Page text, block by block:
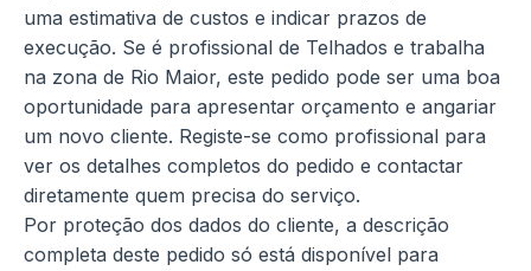
uma estimativa de custos e indicar prazos de
execução. Se é profissional de Telhados e trabalha
na zona de Rio Maior, este pedido pode ser uma boa
oportunidade para apresentar orçamento e angariar
um novo cliente. Registe-se como profissional para
ver os detalhes completos do pedido e contactar
diretamente quem precisa do serviço.
Por proteção dos dados do cliente, a descrição
completa deste pedido só está disponível para